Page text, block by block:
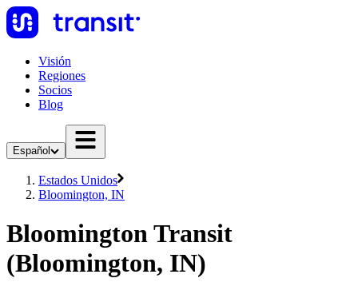
Visión
Regiones
Socios
Blog
Español
Estados Unidos
Bloomington, IN
Bloomington Transit
(Bloomington, IN)